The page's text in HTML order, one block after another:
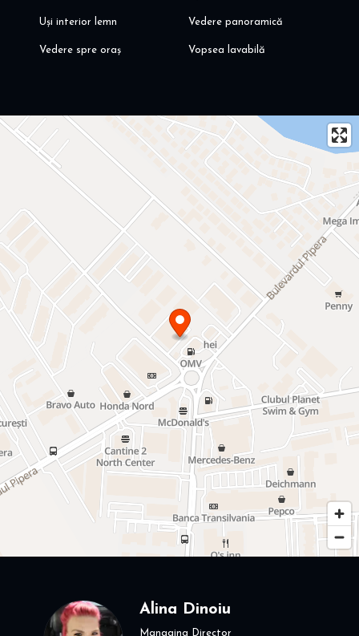
Uși interior lemn Vedere panoramică
Vedere spre oraș Vopsea lavabilă
Alina Dinoiu
Managing Director